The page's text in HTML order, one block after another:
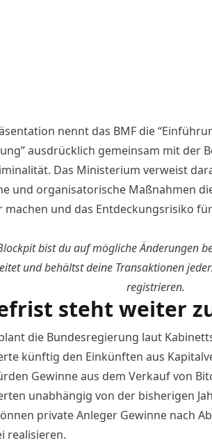
nennt das BMF die
ausdrücklich gemeinsam mit der
Das Ministerium verweist
und organisatorische Maßnahmen
machen und das Entdeckungsrisiko
bist du auf mögliche Änderungen
und behältst deine Transaktionen
registrieren.
steht weiter
die Bundesregierung laut
künftig den Einkünften aus
Gewinne aus dem Verkauf von
unabhängig von der bisherigen
private Anleger Gewinne nach
realisieren.